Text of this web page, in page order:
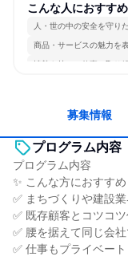
こんな人におすすめ
人・世の中の安全を守り
商品・サービスの魅力を
情熱を持って仕事に取り組
募集情報
プログラム内容
プログラム内容
✨ こんな方におすすめ
✅ まちづくりや建設
✅ 既存顧客とコツコ
✅ 腰を据えて同じ会
✅ 仕事もプライベー